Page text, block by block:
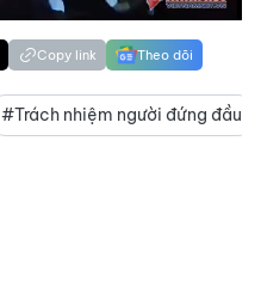
Copy link Theo dõi
#Trách nhiệm người đứng đầu